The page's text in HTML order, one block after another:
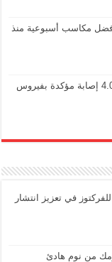
مكاسب أسبوعية منذ
الكونغو الديمقراطية تسجل 4.053 إصابة مؤكدة بفيروس
في تعزيز انتشار
من نوم هادئ